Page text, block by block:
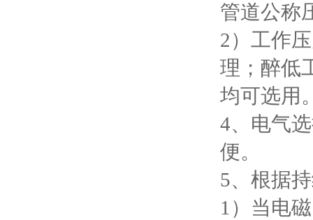
管道公称
2）工作
理；醉低
均可选用
4、电气
便。
5、根据
1）当电